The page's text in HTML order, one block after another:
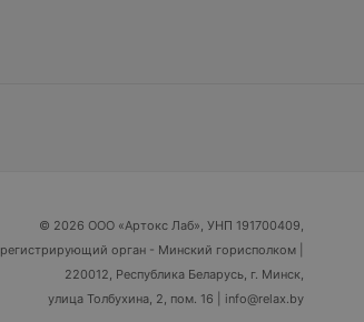
© 2026 ООО «Артокс Лаб», УНП 191700409,
регистрирующий орган - Минский горисполком
220012, Республика Беларусь, г. Минск,
улица Толбухина, 2, пом. 16 | info@relax.by